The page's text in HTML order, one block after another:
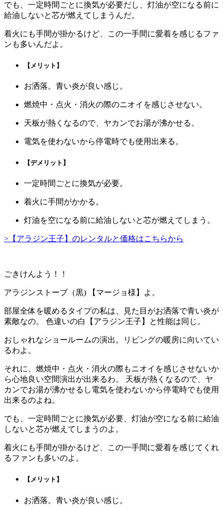
でも、一定時間ごとに換気が必要だし、灯油が空になる前に
給油しないと芯が燃えてしまうんだ。
着火にも手間が掛かるけど、この一手間に愛着を感じるファ
ンも多いんだよ。
【メリット】
お洒落。青い炎が良い感じ。
燃焼中・点火・消火の際のニオイを感じさせない。
天板が熱くなるので、ヤカンでお湯が沸かせる。
電気を使わないから停電時でも使用出来る。
【デメリット】
一定時間ごとに換気が必要。
着火に手間がかかる。
灯油を空になる前に給油しないと芯が燃えてしまう。
>【アラジン王子】のレンタルと価格はこちらから
ごきけんよう！！
アラジンストーブ（黒) 【マージョ様】 よ。
部屋全体を暖めるタイプの私は、見た目がお洒落で青い炎が
素敵なの。 色違いの白【アラジン王子】と性能は同じ。
おしゃれなショールームの演出。リビングの暖房に向いてい
るわよ。
それに、燃焼中・点火・消火の際もニオイを感じさせないか
ら心地良い空間演出が出来るわ。 天板が熱くなるので、ヤ
カンでお湯が沸かせるし電気を使わないから停電時でも使用
出来るのよね。
でも、一定時間ごとに換気が必要、灯油が空になる前に給油
しないと芯が燃えてしまうのよ。
着火にも手間が掛かるけど、この一手間に愛着を感じてくれ
るファンも多いのよ。
【メリット】
お洒落。青い炎が良い感じ。